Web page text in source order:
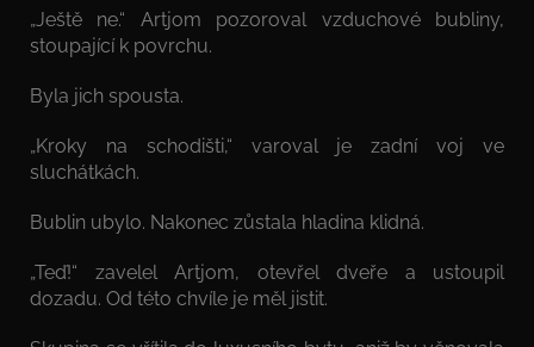
„Ještě ne.“ Artjom pozoroval vzduchové bubliny,
stoupající k povrchu.
Byla jich spousta.
„Kroky na schodišti,“ varoval je zadní voj ve
sluchátkách.
Bublin ubylo. Nakonec zůstala hladina klidná.
„Teď!“ zavelel Artjom, otevřel dveře a ustoupil
dozadu. Od této chvíle je měl jistit.